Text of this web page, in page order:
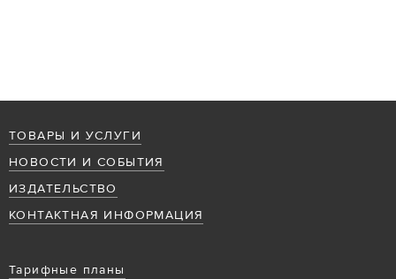
ТОВАРЫ И УСЛУГИ
НОВОСТИ И СОБЫТИЯ
ИЗДАТЕЛЬСТВО
КОНТАКТНАЯ ИНФОРМАЦИЯ
Тарифные планы